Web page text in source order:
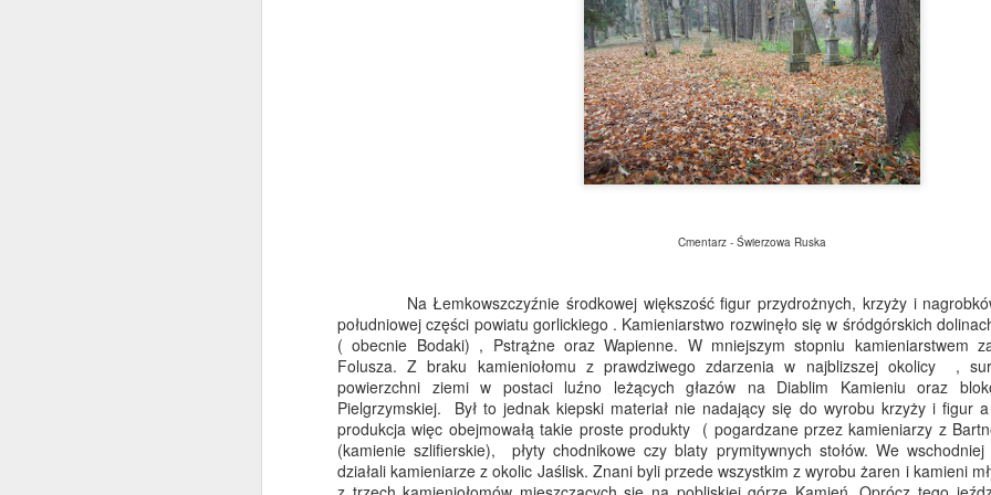
Cmentarz - Świerzowa Ruska
Na Łemkowszczyźnie środkowej większość figur przydrożnych, krzyży i
południowej części powiatu gorlickiego . Kamieniarstwo rozwinęło się w śródgórskich
( obecnie Bodaki) , Pstrążne oraz Wapienne. W mniejszym stopniu kamieniarstwem
Folusza. Z braku kamieniołomu z prawdziwego zdarzenia w najblizszej okolicy ,
powierzchni ziemi w postaci luźno leżących głazów na Diablim Kamieniu oraz
Pielgrzymskiej. Był to jednak kiepski materiał nie nadający się do wyrobu krzyży i figur
produkcja więc obejmowałą takie proste produkty ( pogardzane przez kamieniarzy z
(kamienie szlifierskie), płyty chodnikowe czy blaty prymitywnych stołów. We
działali kamieniarze z okolic Jaślisk. Znani byli przede wszystkim z wyrobu żaren i kamieni
W dole wsi znajdowała
warsztatów tkackich.
Z Iwli, przez Łazy i Krzyż
Pamięci na Chyrową Górę
W majowy weekend
postanowiliśmy odwiedzić takie
mało znane miejsce w Iwli, które
na mapie nazywa się "Krzyż
APR
23
Z Iwonicza Zdroju na Żabią
Górę - trasa, widoki,
wskazówki
Iwonicz - Zdrój to taki klasyk,
który niby kojarzy się z
kuracjuszami i piciem wody o
MAR
22
Golesz - więcej niż ruiny. Co
warto odnaleźć w lesie?
Nieopodal Jasła, nad doliną
rzeki Wisłoki, w miejscowości
Krajowice, wznoszą się ruiny
średniowiecznego zamku.